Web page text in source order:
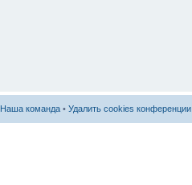
Наша команда • Удалить cookies конференции